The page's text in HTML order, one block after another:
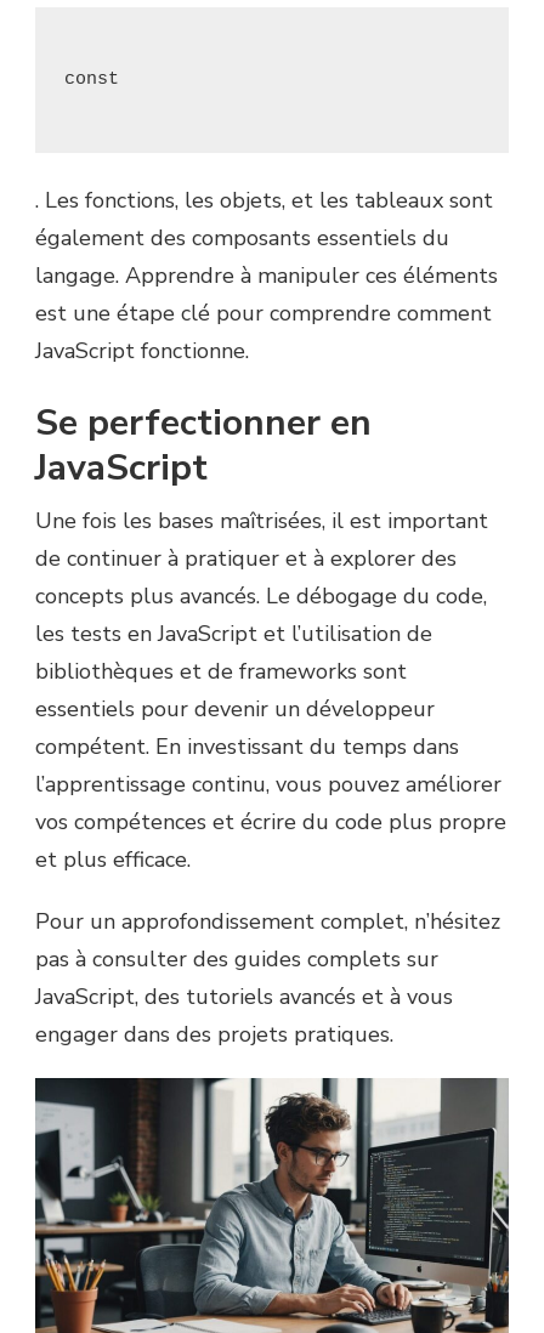
. Les fonctions, les objets, et les tableaux sont
également des composants essentiels du
langage. Apprendre à manipuler ces éléments
est une étape clé pour comprendre comment
JavaScript fonctionne.
Se perfectionner en
JavaScript
Une fois les bases maîtrisées, il est important
de continuer à pratiquer et à explorer des
concepts plus avancés. Le débogage du code,
les tests en JavaScript et l’utilisation de
bibliothèques et de frameworks sont
essentiels pour devenir un développeur
compétent. En investissant du temps dans
l’apprentissage continu, vous pouvez améliorer
vos compétences et écrire du code plus propre
et plus efficace.
Pour un approfondissement complet, n’hésitez
pas à consulter des guides complets sur
JavaScript, des tutoriels avancés et à vous
engager dans des projets pratiques.